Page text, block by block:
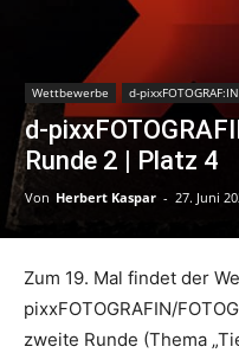
Wettbewerbe d-
d-
Runde 2 | Platz 4
Von Herbert Kaspar - 27. Juni
Zum 19. Mal findet der
pixxFOTOGRAFIN/
zweite Runde (Thema